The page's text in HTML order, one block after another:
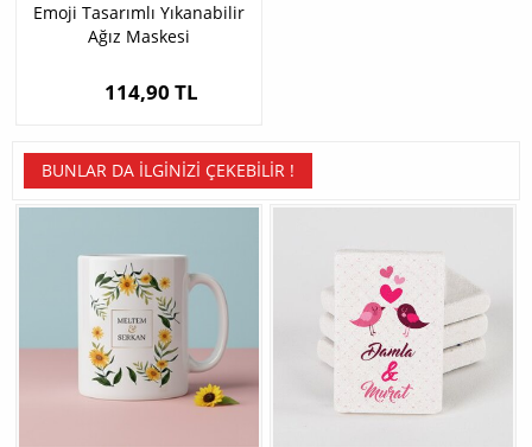
Emoji Tasarımlı Yıkanabilir
Ağız Maskesi
114,90 TL
BUNLAR DA İLGINIZI ÇEKEBILIR !